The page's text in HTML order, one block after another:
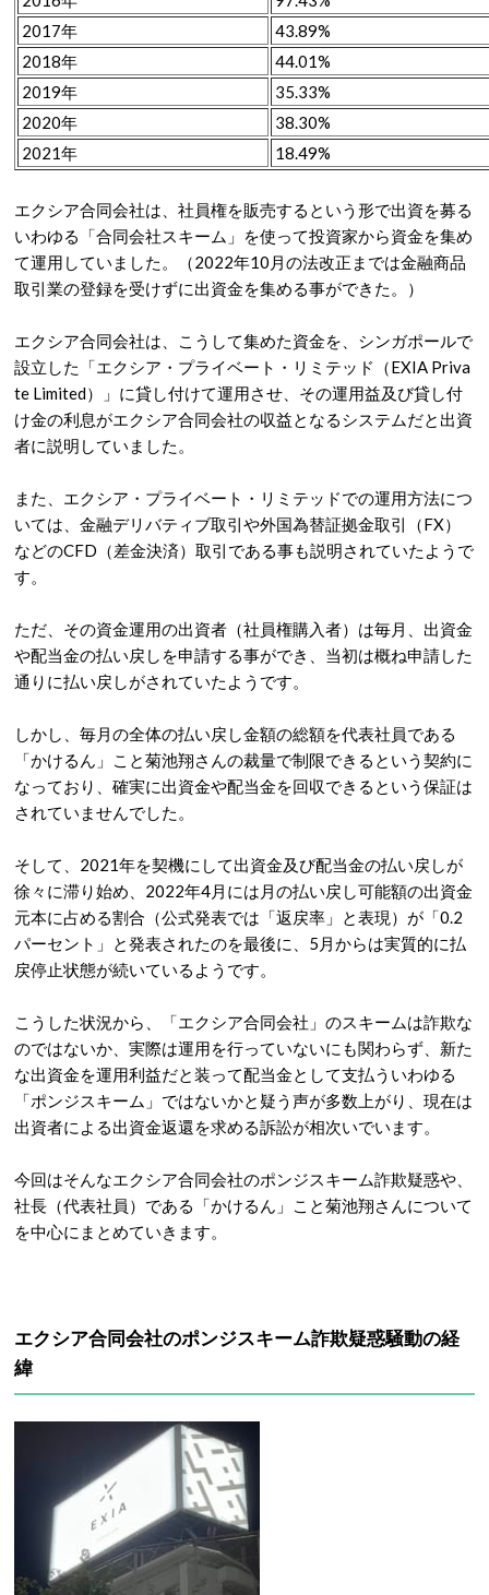
2017年
43.89%
2018年
44.01%
2019年
35.33%
2020年
38.30%
2021年
18.49%
エクシア合同会社は、社員権を販売するという形で出資を募る
いわゆる「合同会社スキーム」を使って投資家から資金を集め
て運用していました。（2022年10月の法改正までは金融商品
取引業の登録を受けずに出資金を集める事ができた。）
エクシア合同会社は、こうして集めた資金を、シンガポールで
設立した「エクシア・プライベート・リミテッド（EXIA Priva
te Limited）」に貸し付けて運用させ、その運用益及び貸し付
け金の利息がエクシア合同会社の収益となるシステムだと出資
者に説明していました。
また、エクシア・プライベート・リミテッドでの運用方法につ
いては、金融デリバティブ取引や外国為替証拠金取引（FX）
などのCFD（差金決済）取引である事も説明されていたようで
す。
ただ、その資金運用の出資者（社員権購入者）は毎月、出資金
や配当金の払い戻しを申請する事ができ、当初は概ね申請した
通りに払い戻しがされていたようです。
しかし、毎月の全体の払い戻し金額の総額を代表社員である
「かけるん」こと菊池翔さんの裁量で制限できるという契約に
なっており、確実に出資金や配当金を回収できるという保証は
されていませんでした。
そして、2021年を契機にして出資金及び配当金の払い戻しが
徐々に滞り始め、2022年4月には月の払い戻し可能額の出資金
元本に占める割合（公式発表では「返戻率」と表現）が「0.2
パーセント」と発表されたのを最後に、5月からは実質的に払
戻停止状態が続いているようです。
こうした状況から、「エクシア合同会社」のスキームは詐欺な
のではないか、実際は運用を行っていないにも関わらず、新た
な出資金を運用利益だと装って配当金として支払ういわゆる
「ポンジスキーム」ではないかと疑う声が多数上がり、現在は
出資者による出資金返還を求める訴訟が相次いでいます。
今回はそんなエクシア合同会社のポンジスキーム詐欺疑惑や、
社長（代表社員）である「かけるん」こと菊池翔さんについて
を中心にまとめていきます。
エクシア合同会社のポンジスキーム詐欺疑惑騒動の経
緯